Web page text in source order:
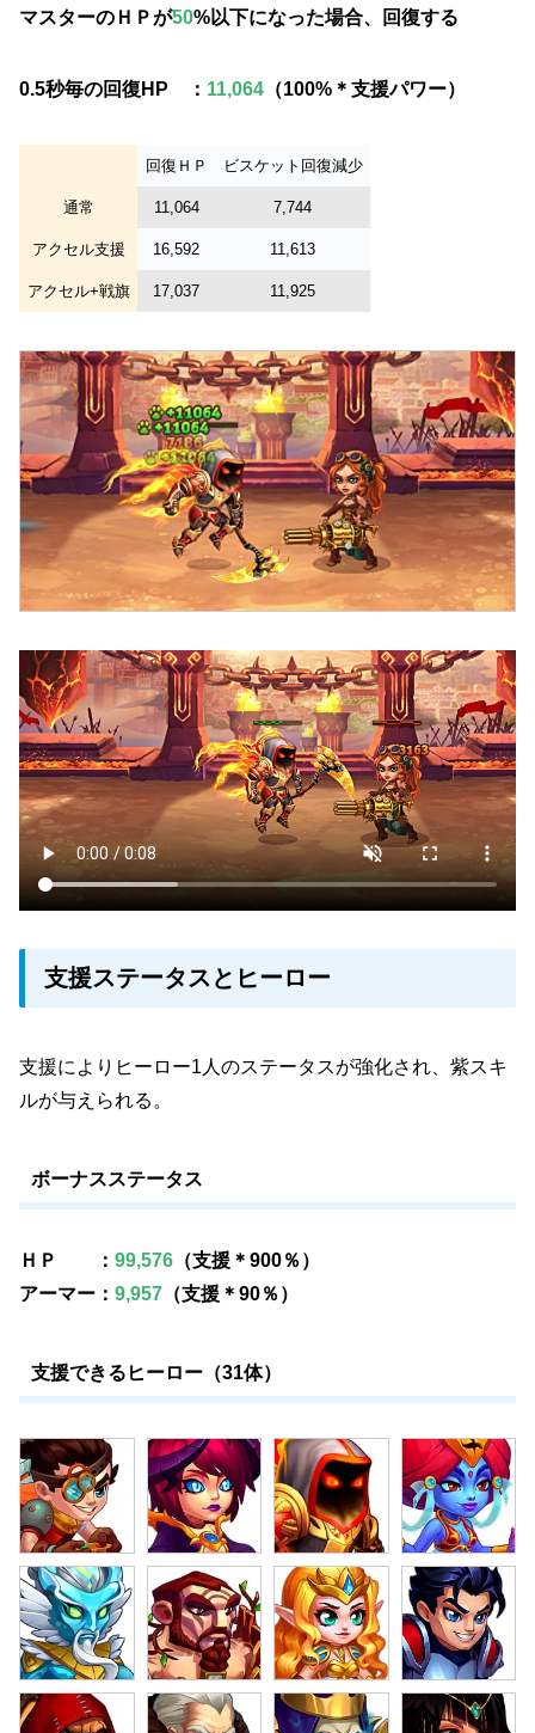
マスターのＨＰが50%以下になった場合、回復する
0.5秒毎の回復 HP ： 11,064 （100%＊支援パワー）
回復ＨＰ ビスケット回復減少
通常 11,064 7,744
アクセル支援 16,592 11,613
アクセル+戦旗 17,037 11,925
支援ステータスとヒーロー
支援によりヒーロー1人のステータスが強化され、紫スキ
ルが与えられる。
ボーナスステータス
ＨＰ ： 99,576 （支援＊900％）
アーマー： 9,957 （支援＊90％）
支援できるヒーロー（31体）